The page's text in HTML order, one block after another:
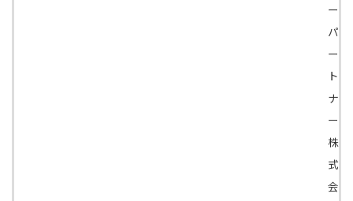
ー
パ
ー
ト
ナ
ー
株
式
会